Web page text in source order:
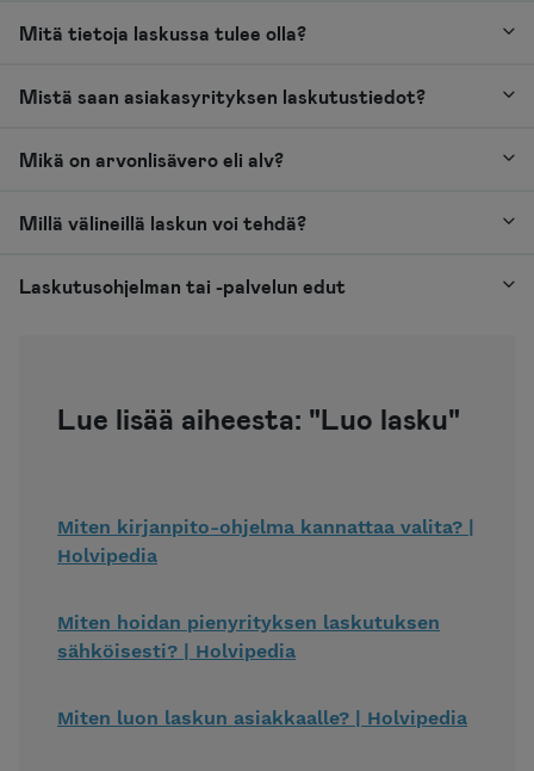
Mitä tietoja laskussa tulee olla?
Mistä saan asiakasyrityksen laskutustiedot?
Mikä on arvonlisävero eli alv?
Millä välineillä laskun voi tehdä?
Laskutusohjelman tai -palvelun edut
Lue lisää aiheesta: "Luo lasku"
Miten kirjanpito-ohjelma kannattaa valita? |
Holvipedia
Miten hoidan pienyrityksen laskutuksen
sähköisesti? | Holvipedia
Miten luon laskun asiakkaalle? | Holvipedia